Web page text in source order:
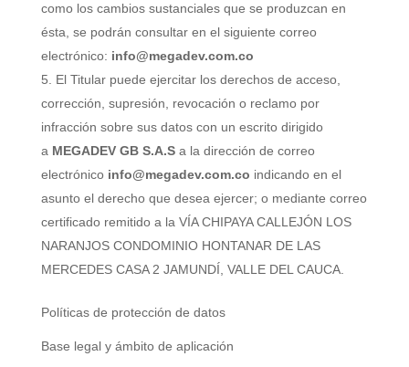
como los cambios sustanciales que se produzcan en
ésta, se podrán consultar en el siguiente correo
electrónico: info@megadev.com.co
El Titular puede ejercitar los derechos de acceso,
corrección, supresión, revocación o reclamo por
infracción sobre sus datos con un escrito dirigido
a MEGADEV GB S.A.Sa la dirección de correo
electrónico info@megadev.com.co indicando en el
asunto el derecho que desea ejercer; o mediante correo
certificado remitido a la VÍA CHIPAYA CALLEJÓN LOS
NARANJOS CONDOMINIO HONTANAR DE LAS
MERCEDES CASA 2 JAMUNDÍ, VALLE DEL CAUCA.
Políticas de protección de datos
Base legal y ámbito de aplicación